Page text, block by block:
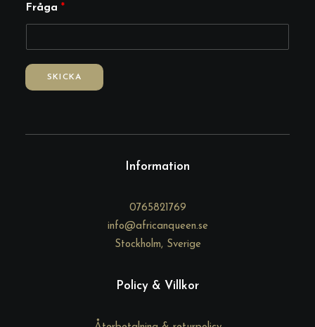
a
E
p
o
Fråga *
SKICKA
Information
0765821769
info@africanqueen.se
Stockholm, Sverige
Policy & Villkor